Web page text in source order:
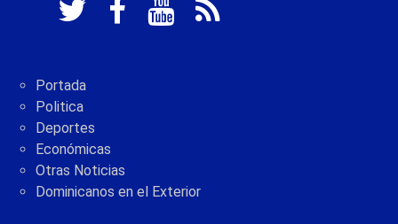
Portada
Politica
Deportes
Económicas
Otras Noticias
Dominicanos en el Exterior